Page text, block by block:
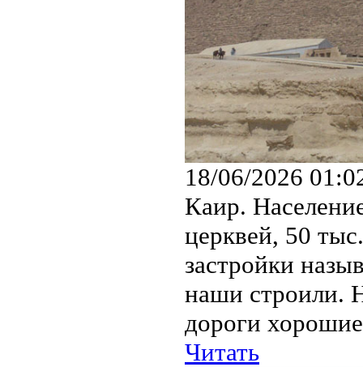
18/06/2026
Каир.
церквей, 50
застройки
наши строили.
дороги
Читать